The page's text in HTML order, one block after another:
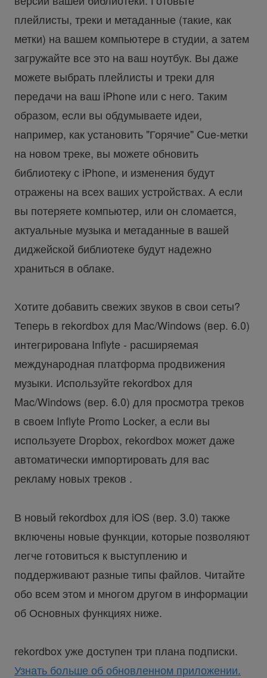
плейлисты, треки и метаданные (такие, как
метки) на вашем компьютере в студии, а затем
загружайте все это на ваш ноутбук. Вы даже
можете выбрать плейлисты и треки для
передачи на ваш iPhone или с него. Таким
образом, если вы обдумываете идеи,
например, как установить "Горячие" Cue-метки
на новом треке, вы можете обновить
библиотеку с iPhone, и изменения будут
отражены на всех ваших устройствах. А если
вы потеряете компьютер, или он сломается,
актуальные музыка и метаданные в вашей
диджейской библиотеке будут надежно
храниться в облаке.
Хотите добавить свежих звуков в свои сеты?
Теперь в rekordbox для Mac/Windows (вер. 6.0)
интегрирована Inflyte - расширяемая
международная платформа продвижения
музыки. Используйте rekordbox для
Mac/Windows (вер. 6.0) для просмотра треков
в своем Inflyte Promo Locker, а если вы
используете Dropbox, rekordbox может даже
автоматически импортировать для вас
рекламу новых треков .
В новый rekordbox для iOS (вер. 3.0) также
включены новые функции, которые позволяют
легче готовиться к выступлению и
поддерживают разные типы файлов. Читайте
обо всем этом и многом другом в информации
об Основных функциях ниже.
rekordbox уже доступен три плана подписки.
Узнать больше об обновленном приложении.